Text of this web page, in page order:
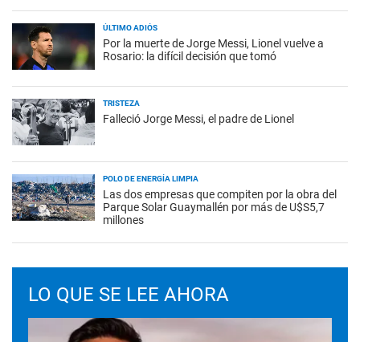
ÚLTIMO ADIÓS
Por la muerte de Jorge Messi, Lionel vuelve a
Rosario: la difícil decisión que tomó
TRISTEZA
Falleció Jorge Messi, el padre de Lionel
POLO DE ENERGÍA LIMPIA
Las dos empresas que compiten por la obra del
Parque Solar Guaymallén por más de U$S5,7
millones
LO QUE SE LEE AHORA